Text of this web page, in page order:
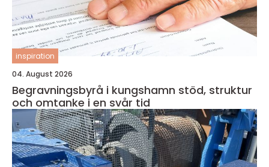
inspiration
04. August 2026
Begravningsbyrå i kungshamn stöd, struktur
och omtanke i en svår tid